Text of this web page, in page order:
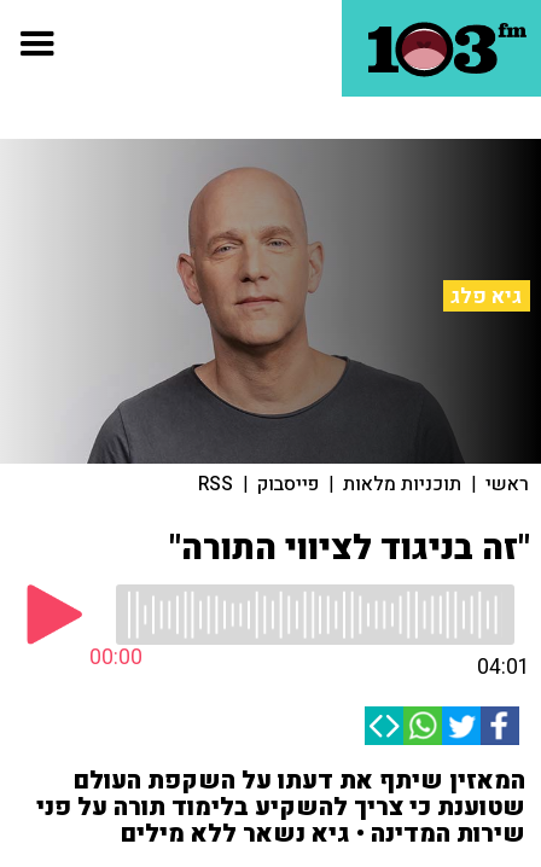
גיא פלג
ראשי | תוכניות מלאות | פייסבוק |
RSS
"זה בניגוד לציווי התורה"
00:00 04:01
המאזין שיתף את דעתו על השקפת העולם
שטוענת כי צריך להשקיע בלימוד תורה על פני
שירות המדינה • גיא נשאר ללא מילים